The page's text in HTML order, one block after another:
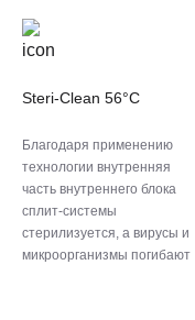
Steri-Clean 56°C
Благодаря применению
технологии внутренняя
часть внутреннего блока
сплит-системы
стерилизуется, а вирусы и
микроорганизмы погибают